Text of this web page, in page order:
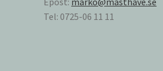
Tel: 0725-06 11 11